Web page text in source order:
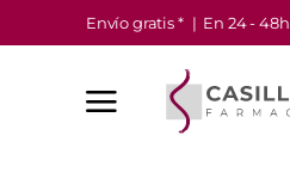
al
contenido
Envío gratis * | En 24 - 48h